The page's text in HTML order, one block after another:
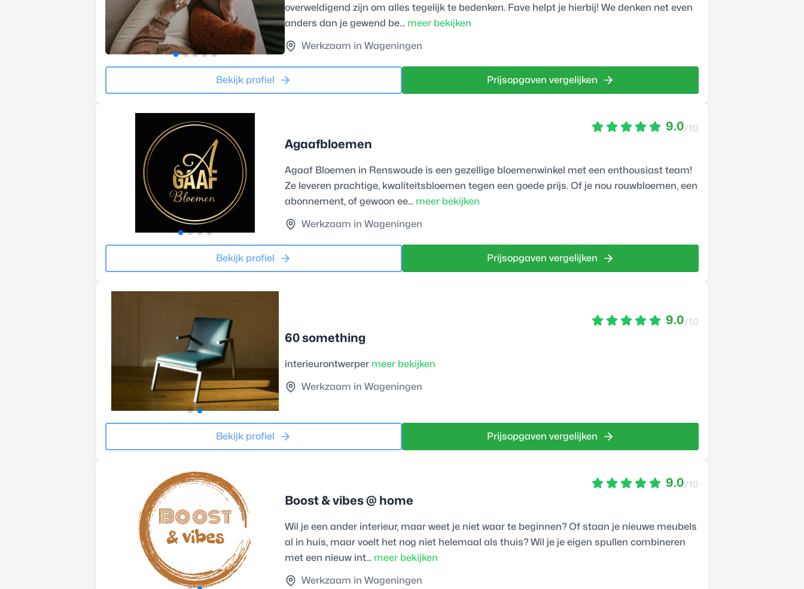
overweldigend zijn om alles tegelijk te bedenken. Fave helpt je hierbij! We denken net even
anders dan je gewend be... meer bekijken
Werkzaam in Wageningen
Bekijk profiel Prijsopgaven vergelijken
9.0/10
Agaafbloemen
Agaaf Bloemen in Renswoude is een gezellige bloemenwinkel met een enthousiast team!
Ze leveren prachtige, kwaliteitsbloemen tegen een goede prijs. Of je nou rouwbloemen, een
abonnement, of gewoon ee... meer bekijken
Werkzaam in Wageningen
Bekijk profiel Prijsopgaven vergelijken
9.0/10
60 something
interieurontwerper meer bekijken
Werkzaam in Wageningen
Bekijk profiel Prijsopgaven vergelijken
9.0/10
Boost & vibes @ home
Wil je een ander interieur, maar weet je niet waar te beginnen? Of staan je nieuwe meubels
al in huis, maar voelt het nog niet helemaal als thuis? Wil je je eigen spullen combineren
met een nieuw int... meer bekijken
Werkzaam in Wageningen